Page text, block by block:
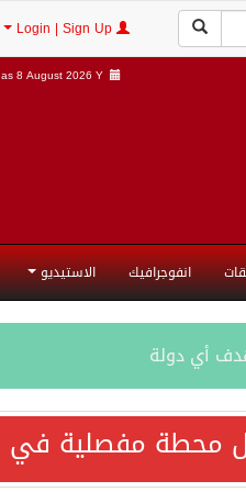
8 August 2026 Y |
انفوجرافيك الاستيديو
أي دولة
المنطقة
محطة مفصلية في